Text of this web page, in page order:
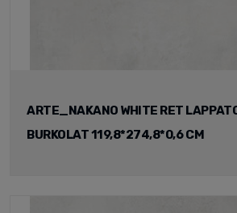
ARTE_NAKANO WHITE RET
BURKOLAT 119,8*274,8*0,6 CM